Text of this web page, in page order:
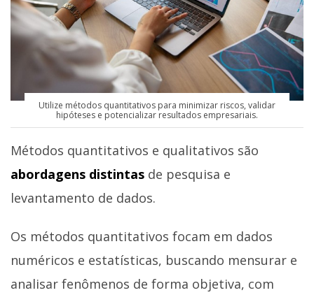
Utilize métodos quantitativos para minimizar riscos, validar
hipóteses e potencializar resultados empresariais.
Métodos quantitativos e qualitativos são
abordagens distintas de pesquisa e
levantamento de dados.
Os métodos quantitativos focam em dados
numéricos e estatísticas, buscando mensurar e
analisar fenômenos de forma objetiva, com